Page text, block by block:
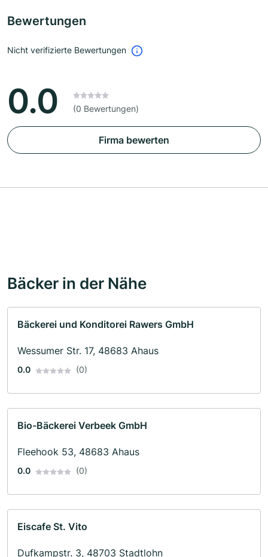
Bewertungen
Nicht verifizierte Bewertungen
0.0 (0 Bewertungen)
Firma bewerten
Bäcker in der Nähe
Bäckerei und Konditorei Rawers GmbH
Wessumer Str. 17, 48683 Ahaus
0.0 (0)
Bio-Bäckerei Verbeek GmbH
Fleehook 53, 48683 Ahaus
0.0 (0)
Eiscafe St. Vito
Dufkampstr. 3, 48703 Stadtlohn